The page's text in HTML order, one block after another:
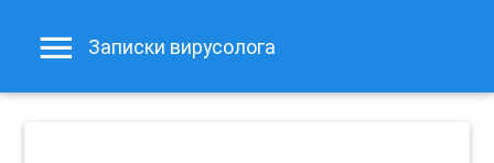
Записки вирусолога